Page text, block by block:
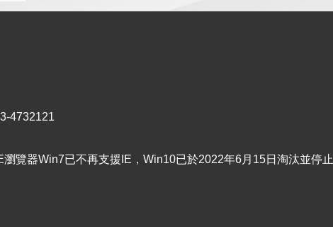
4732121
覽器Win7已不再支援IE，Win10已於2022年6月15日淘汰並停止